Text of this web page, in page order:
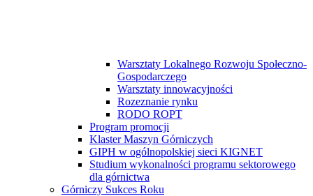
Warsztaty Lokalnego Rozwoju Społeczno-
Gospodarczego
Warsztaty innowacyjności
Rozeznanie rynku
RODO ROPT
Program promocji
Klaster Maszyn Górniczych
GIPH w ogólnopolskiej sieci KIGNET
Studium wykonalności programu sektorowego
dla górnictwa
Górniczy Sukces Roku